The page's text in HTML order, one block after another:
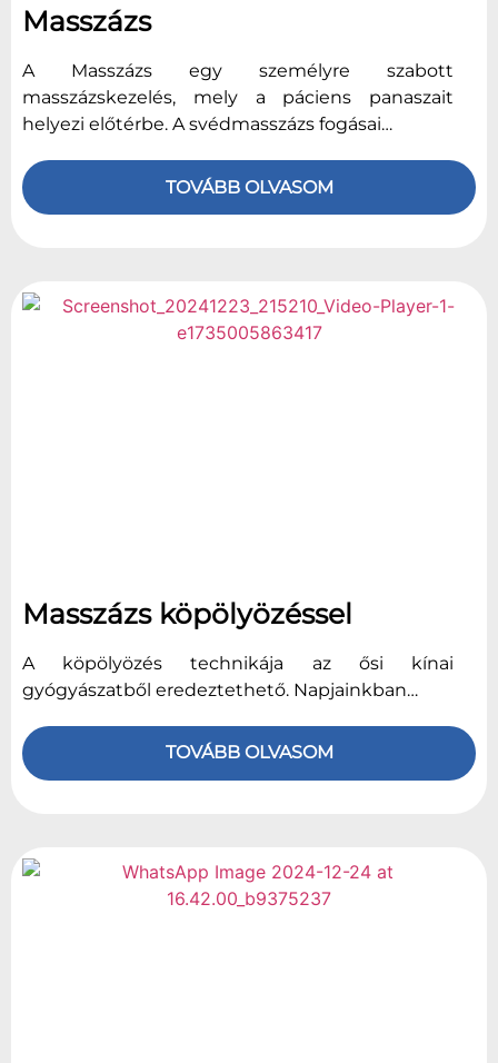
Masszázs
A Masszázs egy személyre szabott
masszázskezelés, mely a páciens panaszait
helyezi előtérbe. A svédmasszázs fogásai…
TOVÁBB OLVASOM
Masszázs köpölyözéssel
A köpölyözés technikája az ősi kínai
gyógyászatből eredeztethető. Napjainkban…
TOVÁBB OLVASOM